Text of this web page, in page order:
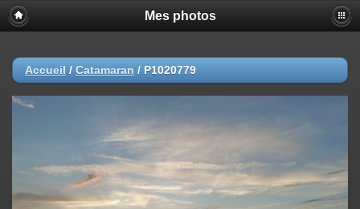
Mes photos
Accueil / Catamaran / P1020779